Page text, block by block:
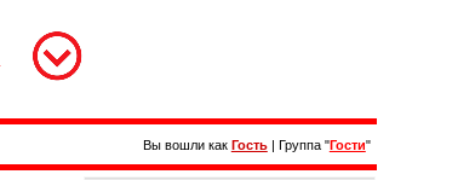
Вы вошли как Гость| Группа "Гости"